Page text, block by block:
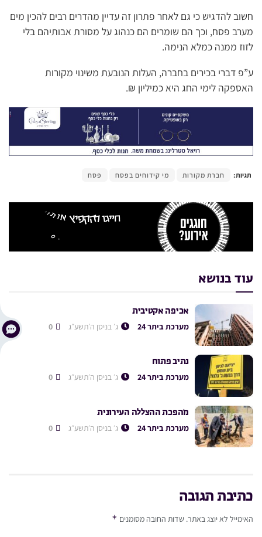
חשוב להדגיש כי גם לאחר פתרון זה עדיין מהדרים רבים להכין מים
מערב פסח, וכך הם שומרים הם כנהוג על מסורת אבותיהם בלי
לזוז ממנה כמלא הנימה.
ע”פ דברי בכירים בחברה, העלות הנובעת משינוי מקורות
האספקה לימי החג היא כמיליון ₪.
תגיות: חברת מקורות מי קידוחים בפסח פסח
עוד בנושא
אכיפה אקטיבית
מערכת ביתר 24 ג׳ בניסן ה׳תשע״ג
נתיב פתוח
מערכת ביתר 24 ג׳ בניסן ה׳תשע״ג
מהפכת ההצללה העירונית
מערכת ביתר 24 ג׳ בניסן ה׳תשע״ג
כתיבת תגובה
האימייל לא יוצג באתר. שדות החובה מסומנים *